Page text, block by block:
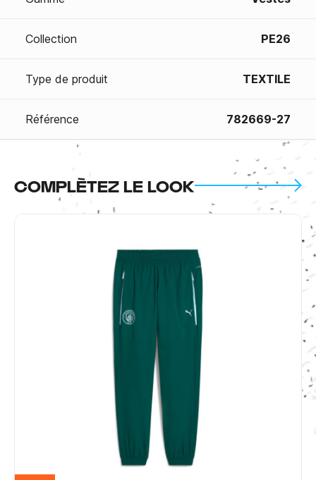
Collection PE26
Type de produit TEXTILE
Référence 782669-27
COMPLÈTEZ LE LOOK